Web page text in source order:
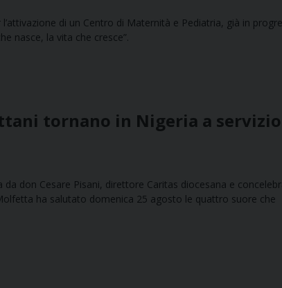
di un Centro di Maternità e Pediatria, già in
nasce, la vita che cresce”.
tornano in Nigeria a servizio
don Cesare Pisani, direttore Caritas diocesana e
ha salutato domenica 25 agosto le quattro suore che